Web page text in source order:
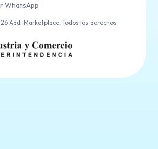
WhatsApp
Addi Marketplace, Todos los derechos